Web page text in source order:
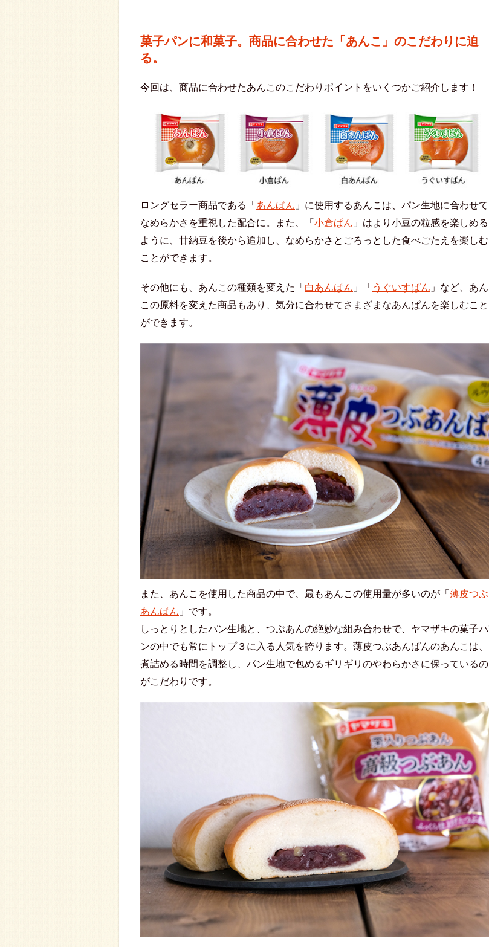
菓子パンに和菓子。商品に合わせた「あんこ」のこだわりに迫
る。
今回は、商品に合わせたあんこのこだわりポイントをいくつかご紹介します！
ロングセラー商品である「 あんぱん 」に使用するあんこは、パン生地に合わせて
なめらかさを重視した配合に。また、「 小倉ぱん 」はより小豆の粒感を楽しめる
ように、甘納豆を後から追加し、なめらかさとごろっとした食べごたえを楽しむ
ことができます。
その他にも、あんこの種類を変えた「 白あんぱん 」「 うぐいすぱん 」など、あん
この原料を変えた商品もあり、気分に合わせてさまざまなあんぱんを楽しむこと
ができます。
また、あんこを使用した商品の中で、最もあんこの使用量が多いのが「 薄皮つぶ
あんぱん 」です。
しっとりとしたパン生地と、つぶあんの絶妙な組み合わせで、ヤマザキの菓子パ
ンの中でも常にトップ３に入る人気を誇ります。薄皮つぶあんぱんのあんこは、
煮詰める時間を調整し、パン生地で包めるギリギリのやわらかさに保っているの
がこだわりです。